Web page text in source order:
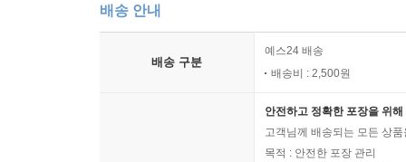
배송 안내
배송 구분
예스24 배송
배송비 : 2,500원
안전하고 정확한 포장을 위
고객님께 배송되는 모든 상
목적 : 안전한 포장 관리